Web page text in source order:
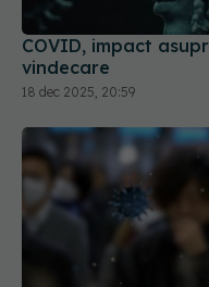
COVID, impact
vindecare
18 dec 2025, 20:59